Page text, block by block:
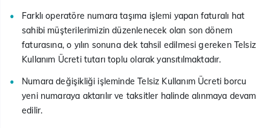
Farklı operatöre numara taşıma işlemi yapan faturalı hat
sahibi müşterilerimizin düzenlenecek olan son dönem
faturasına, o yılın sonuna dek tahsil edilmesi gereken Telsiz
Kullanım Ücreti tutarı toplu olarak yansıtılmaktadır.
Numara değişikliği işleminde Telsiz Kullanım Ücreti borcu
yeni numaraya aktarılır ve taksitler halinde alınmaya devam
edilir.